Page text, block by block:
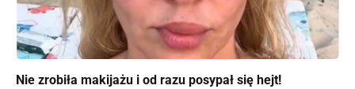
Nie zrobiła makijażu i od razu posypał się hejt!